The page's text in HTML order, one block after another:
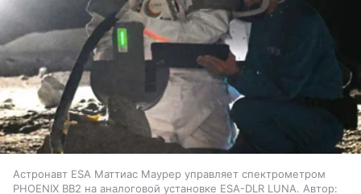
Астронавт ESA Маттиас Маурер управляет спектрометром
PHOENIX BB2 на аналоговой установке ESA-DLR LUNA. Автор: